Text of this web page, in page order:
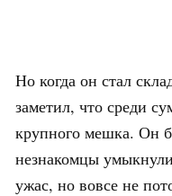
Но когда он стал
заметил, что среди
крупного мешка. Он
незнакомцы
ужас, но вовсе не